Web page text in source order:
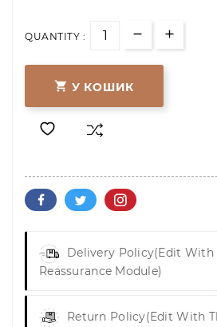
QUANTITY :
 У КОШИК
Delivery Policy(edit With
Reassurance Module)
Return Policy(edit With